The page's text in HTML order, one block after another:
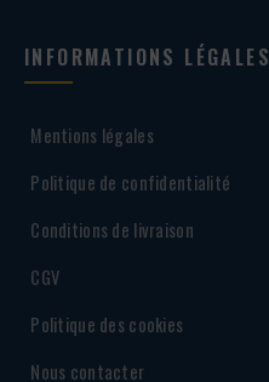
INFORMATIONS LÉGALES
Mentions légales
Politique de confidentialité
Conditions de livraison
CGV
Politique des cookies
Nous contacter